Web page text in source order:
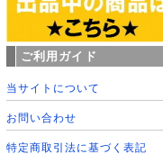
ご利用ガイド
当サイトについて
お問い合わせ
特定商取引法に基づく表記